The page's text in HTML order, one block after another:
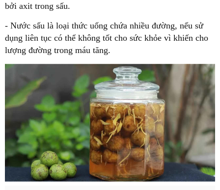
bởi axit trong sấu.
- Nước sấu là loại thức uống chứa nhiều đường, nếu sử
dụng liên tục có thể không tốt cho sức khỏe vì khiến cho
lượng đường trong máu tăng.